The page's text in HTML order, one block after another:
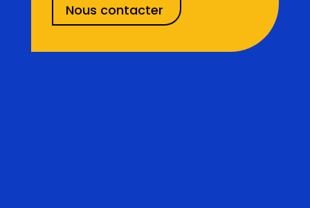
Nous contacter